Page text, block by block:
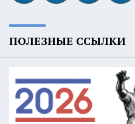
ПОЛЕЗНЫЕ ССЫЛКИ